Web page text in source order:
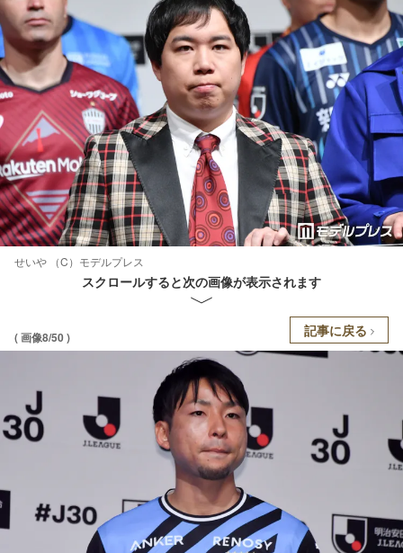
せいや （C）モデルプレス
スクロールすると次の画像が表示されます
( 画像8/50 ) 記事に戻る